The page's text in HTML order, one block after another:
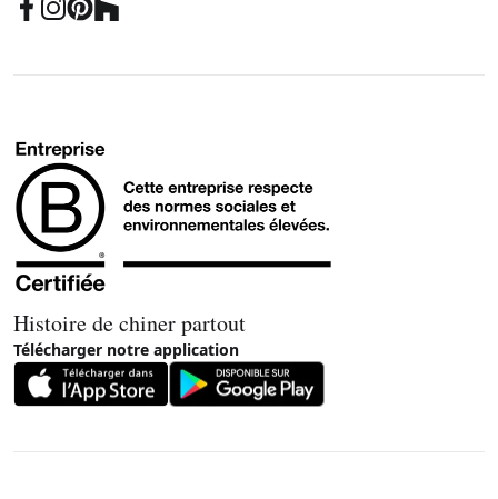
Histoire de chiner partout
Télécharger notre application